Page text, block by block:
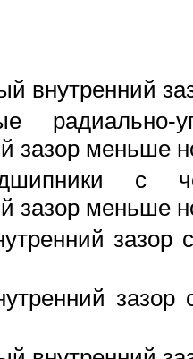
внутренний
радиально-
зазор меньше
с
зазор меньше
зазор
зазор